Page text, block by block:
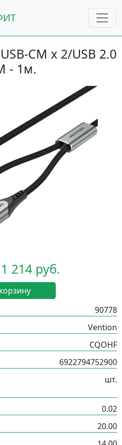
CM х 2/USB 2.0
- 1м.
214 руб.
90778
Vention
CQOHF
6922794752900
шт.
0.02
20.00